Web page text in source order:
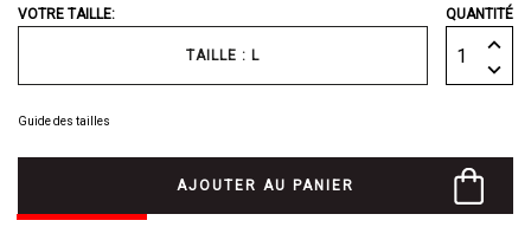
VOTRE TAILLE:
TAILLE : L
QUANTITÉ
Guide des tailles
AJOUTER AU PANIER